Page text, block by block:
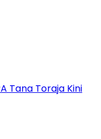
Tana Toraja Kini